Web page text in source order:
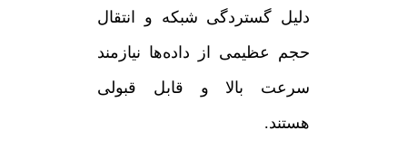
دلیل گستردگی شبکه و انتقال
حجم عظیمی از داده‌ها نیازمند
سرعت بالا و قابل قبولی
هستند.